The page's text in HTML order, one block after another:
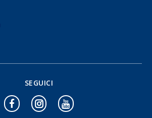
SEGUICI